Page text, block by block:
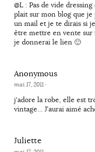
@L : Pas de vide
plait sur mon blog que
un mail et je te dirais si
être mettre en vente sur
je donnerai le lien 🙂
Anonymous
mai 17, 2011·
j'adore la robe, elle est
vintage… J'aurai aimé
Juliette